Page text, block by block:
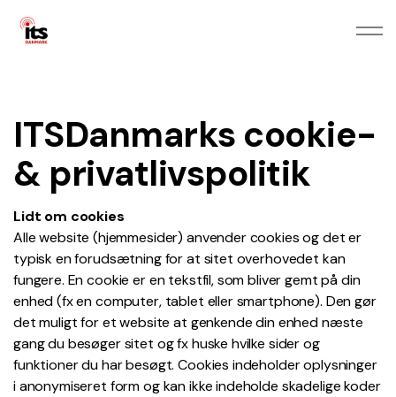
ITSDanmarks cookie-
& privatlivspolitik
Lidt om cookies
Alle website (hjemmesider) anvender cookies og det er
typisk en forudsætning for at sitet overhovedet kan
fungere. En cookie er en tekstfil, som bliver gemt på din
enhed (fx en computer, tablet eller smartphone). Den gør
det muligt for et website at genkende din enhed næste
gang du besøger sitet og fx huske hvilke sider og
funktioner du har besøgt. Cookies indeholder oplysninger
i anonymiseret form og kan ikke indeholde skadelige koder